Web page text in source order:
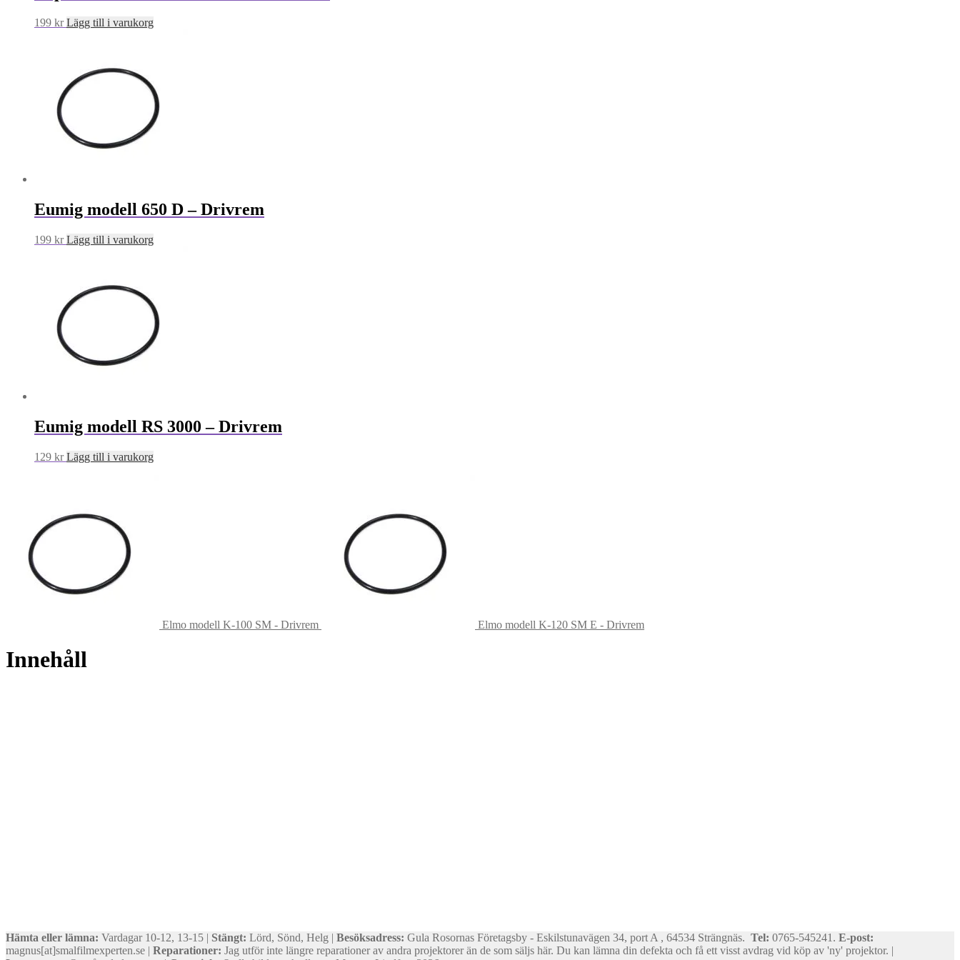
199 kr Lägg till i varukorg
Eumig modell 650 D – Drivrem
199 kr Lägg till i varukorg
Eumig modell RS 3000 – Drivrem
129 kr Lägg till i varukorg
Elmo modell K-100 SM - Drivrem Elmo modell K-120 SM E - Drivrem
Innehåll
Hämta eller lämna: Vardagar 10-12, 13-15 | Stängt: Lörd, Sönd, Helg | Besöksadress: Gula Rosornas Företagsby - Eskilstunavägen 34, port A , 64534 Strängnäs. Tel: 0765-545241. E-post:
magnus[at]smalfilmexperten.se | Reparationer: Jag utför inte längre reparationer av andra projektorer än de som säljs här. Du kan lämna din defekta och få ett visst avdrag vid köp av 'ny' projektor. |